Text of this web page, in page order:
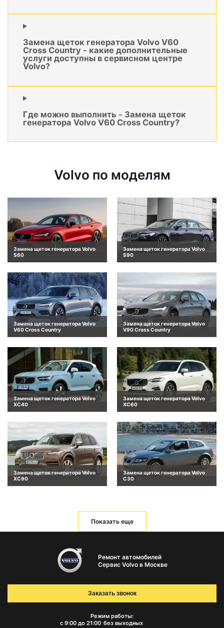
Замена щеток генератора Volvo V60
Cross Country - какие дополнительные
услуги доступны в сервисном центре
Volvo?
Где можно выполнить - Замена щеток
генератора Volvo V60 Cross Country?
Volvo по моделям
Замена щеток генератора Volvo
S60
Замена щеток генератора Volvo
S90
Замена щеток генератора Volvo
V60 Cross Country
Замена щеток генератора Volvo
V90 Cross Country
Замена щеток генератора Volvo
XC40
Замена щеток генератора Volvo
XC60
Замена щеток генератора Volvo
XC90
Замена щеток генератора Volvo
C30
Показать еще
Ремонт автомобилей
Сервис Volvo в Москве
Режим работы:
с 9:00 до 21:00 без выходных
Заказать звонок